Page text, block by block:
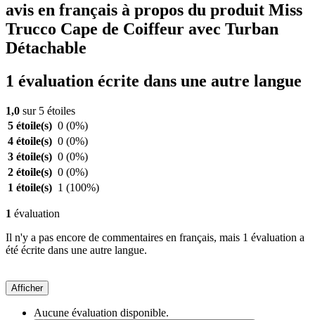
avis en français à propos du produit Miss
Trucco Cape de Coiffeur avec Turban
Détachable
1 évaluation écrite dans une autre langue
1,0 sur 5 étoiles
5 étoile(s) 0 (0%)
4 étoile(s) 0 (0%)
3 étoile(s) 0 (0%)
2 étoile(s) 0 (0%)
1 étoile(s) 1 (100%)
1 évaluation
Il n'y a pas encore de commentaires en français, mais 1 évaluation a
été écrite dans une autre langue.
Afficher
Aucune évaluation disponible.